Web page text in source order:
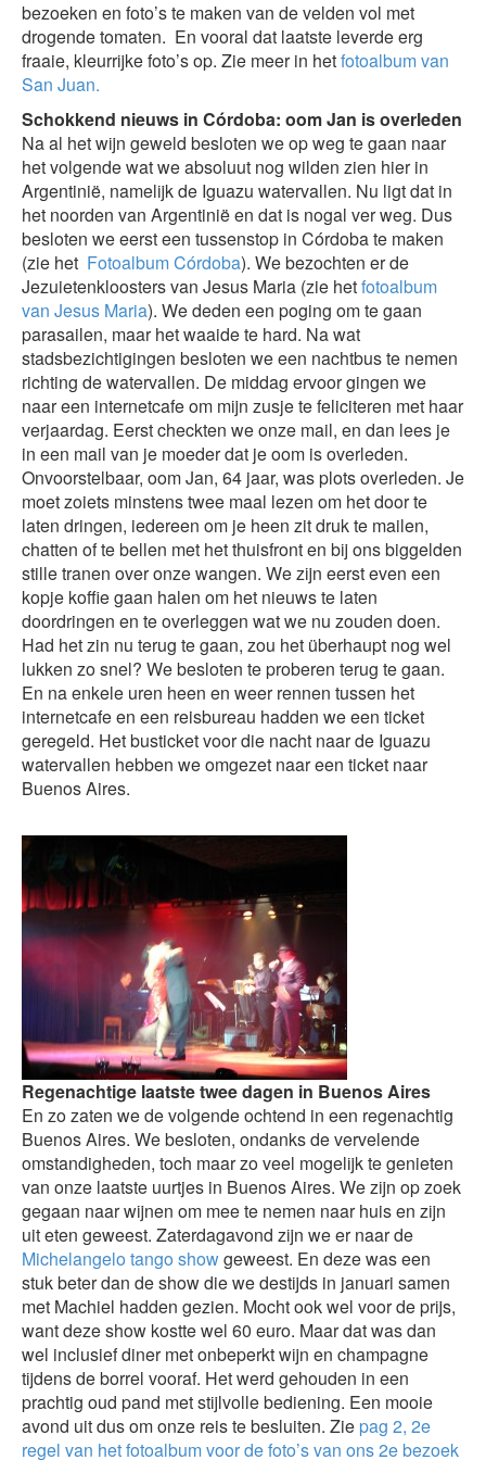
bezoeken en foto’s te maken van de velden vol met
drogende tomaten. En vooral dat laatste leverde erg
fraaie, kleurrijke foto’s op. Zie meer in hetfotoalbum van
San Juan.
Schokkend nieuws in Córdoba: oom Jan is overleden
Na al het wijn geweld besloten we op weg te gaan naar
het volgende wat we absoluut nog wilden zien hier in
Argentinië, namelijk de Iguazu watervallen. Nu ligt dat in
het noorden van Argentinië en dat is nogal ver weg. Dus
besloten we eerst een tussenstop in Córdoba te maken
(zie het Fotoalbum Córdoba). We bezochten er de
Jezuietenkloosters van Jesus Maria (zie hetfotoalbum
van Jesus Maria). We deden een poging om te gaan
parasailen, maar het waaide te hard. Na wat
stadsbezichtigingen besloten we een nachtbus te nemen
richting de watervallen. De middag ervoor gingen we
naar een internetcafe om mijn zusje te feliciteren met haar
verjaardag. Eerst checkten we onze mail, en dan lees je
in een mail van je moeder dat je oom is overleden.
Onvoorstelbaar, oom Jan, 64 jaar, was plots overleden. Je
moet zoiets minstens twee maal lezen om het door te
laten dringen, iedereen om je heen zit druk te mailen,
chatten of te bellen met het thuisfront en bij ons biggelden
stille tranen over onze wangen. We zijn eerst even een
kopje koffie gaan halen om het nieuws te laten
doordringen en te overleggen wat we nu zouden doen.
Had het zin nu terug te gaan, zou het überhaupt nog wel
lukken zo snel? We besloten te proberen terug te gaan.
En na enkele uren heen en weer rennen tussen het
internetcafe en een reisbureau hadden we een ticket
geregeld. Het busticket voor die nacht naar de Iguazu
watervallen hebben we omgezet naar een ticket naar
Buenos Aires.
Regenachtige laatste twee dagen in Buenos Aires
En zo zaten we de volgende ochtend in een regenachtig
Buenos Aires. We besloten, ondanks de vervelende
omstandigheden, toch maar zo veel mogelijk te genieten
van onze laatste uurtjes in Buenos Aires. We zijn op zoek
gegaan naar wijnen om mee te nemen naar huis en zijn
uit eten geweest. Zaterdagavond zijn we er naar de
Michelangelo tango showgeweest. En deze was een
stuk beter dan de show die we destijds in januari samen
met Machiel hadden gezien. Mocht ook wel voor de prijs,
want deze show kostte wel 60 euro. Maar dat was dan
wel inclusief diner met onbeperkt wijn en champagne
tijdens de borrel vooraf. Het werd gehouden in een
prachtig oud pand met stijlvolle bediening. Een mooie
avond uit dus om onze reis te besluiten. Zie pag 2, 2e
regel van het fotoalbum voor de foto’s van ons 2e bezoek